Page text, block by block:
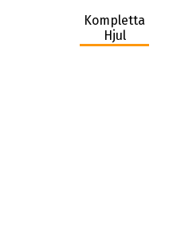
Kompletta
Hjul